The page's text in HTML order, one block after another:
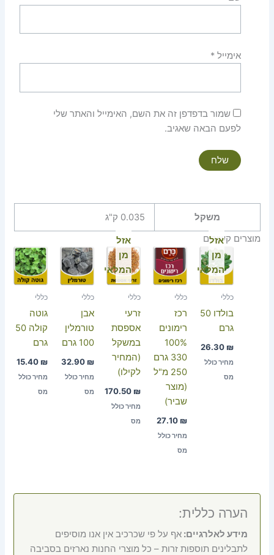
אימייל *
שמור בדפדפן זה את השם, האימייל והאתר שלי
לפעם הבאה שאגיב.
משקל
0.035 ק"ג
מוצרים קשורים
אזל
מן
המלאי
כללי
בולדו 50
גרם
26.30 ₪
מחיר כולל
מס
כללי
רכז
רימונים
100%
330 גרם
250 מ"ל
(מוצר
שביר)
27.10 ₪
מחיר כולל
מס
אזל
מן
המלאי
כללי
זרעי
אספסת
במשקל
(המחיר
לקילו)
170.50 ₪
מחיר כולל
מס
כללי
אבן
טורמלין
100 גרם
32.90 ₪
מחיר כולל
מס
כללי
גוטה
קולה 50
גרם
15.40 ₪
מחיר כולל
מס
הערה כללית:
מידע לאלרגיים:אף על פי שכרכיב אין אנו מוסיפים
לתבלינים תוספות זרות – כל מוצרי החנות נארזים בסביבה